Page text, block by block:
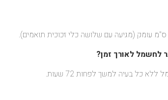
לחשמל לאורך זמן?
כל בעיה למשך לפחות 72 שעות.